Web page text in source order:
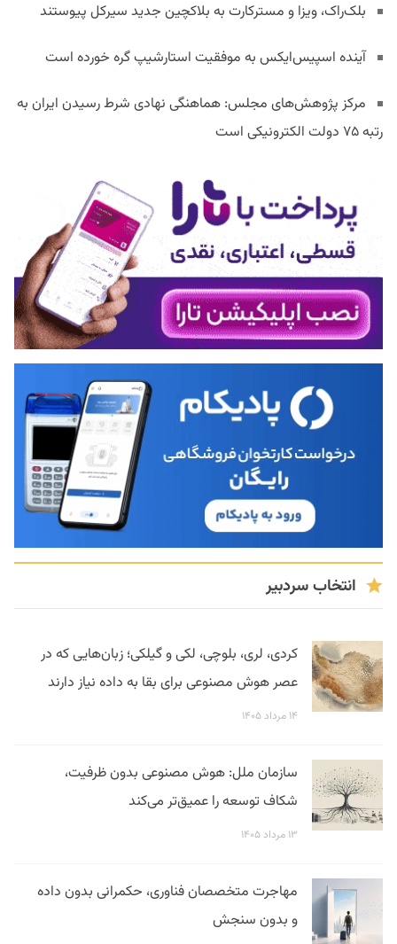
بلک‌راک، ویزا و مسترکارت به بلاکچین جدید سیرکل پیوستند
آینده اسپیس‌ایکس به موفقیت استارشیپ گره خورده است
مرکز پژوهش‌های مجلس: هماهنگی نهادی شرط رسیدن ایران به
رتبه ۷۵ دولت الکترونیکی است
انتخاب سردبیر
کردی، لری، بلوچی، لکی و گیلکی؛ زبان‌هایی که در
عصر هوش مصنوعی برای بقا به داده نیاز دارند
۱۴ مرداد ۱۴۰۵
سازمان ملل: هوش مصنوعی بدون ظرفیت،
شکاف توسعه را عمیق‌تر می‌کند
۱۳ مرداد ۱۴۰۵
مهاجرت متخصصان فناوری، حکمرانی بدون داده
و بدون سنجش